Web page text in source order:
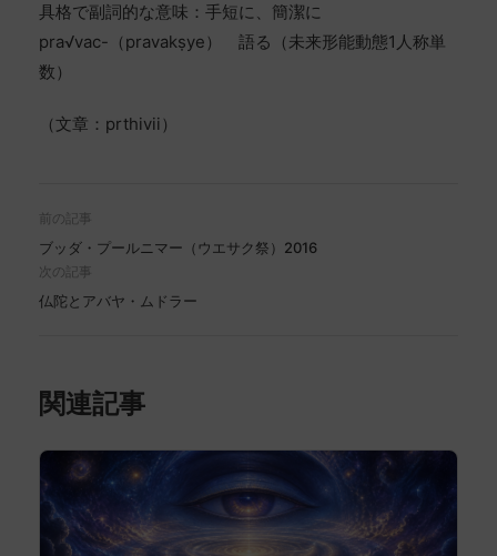
具格で副詞的な意味：手短に、簡潔に
pra√vac-（pravakṣye） 語る（未来形能動態1人称単
数）
（文章：prthivii）
前の記事
ブッダ・プールニマー（ウエサク祭）2016
次の記事
仏陀とアバヤ・ムドラー
関連記事